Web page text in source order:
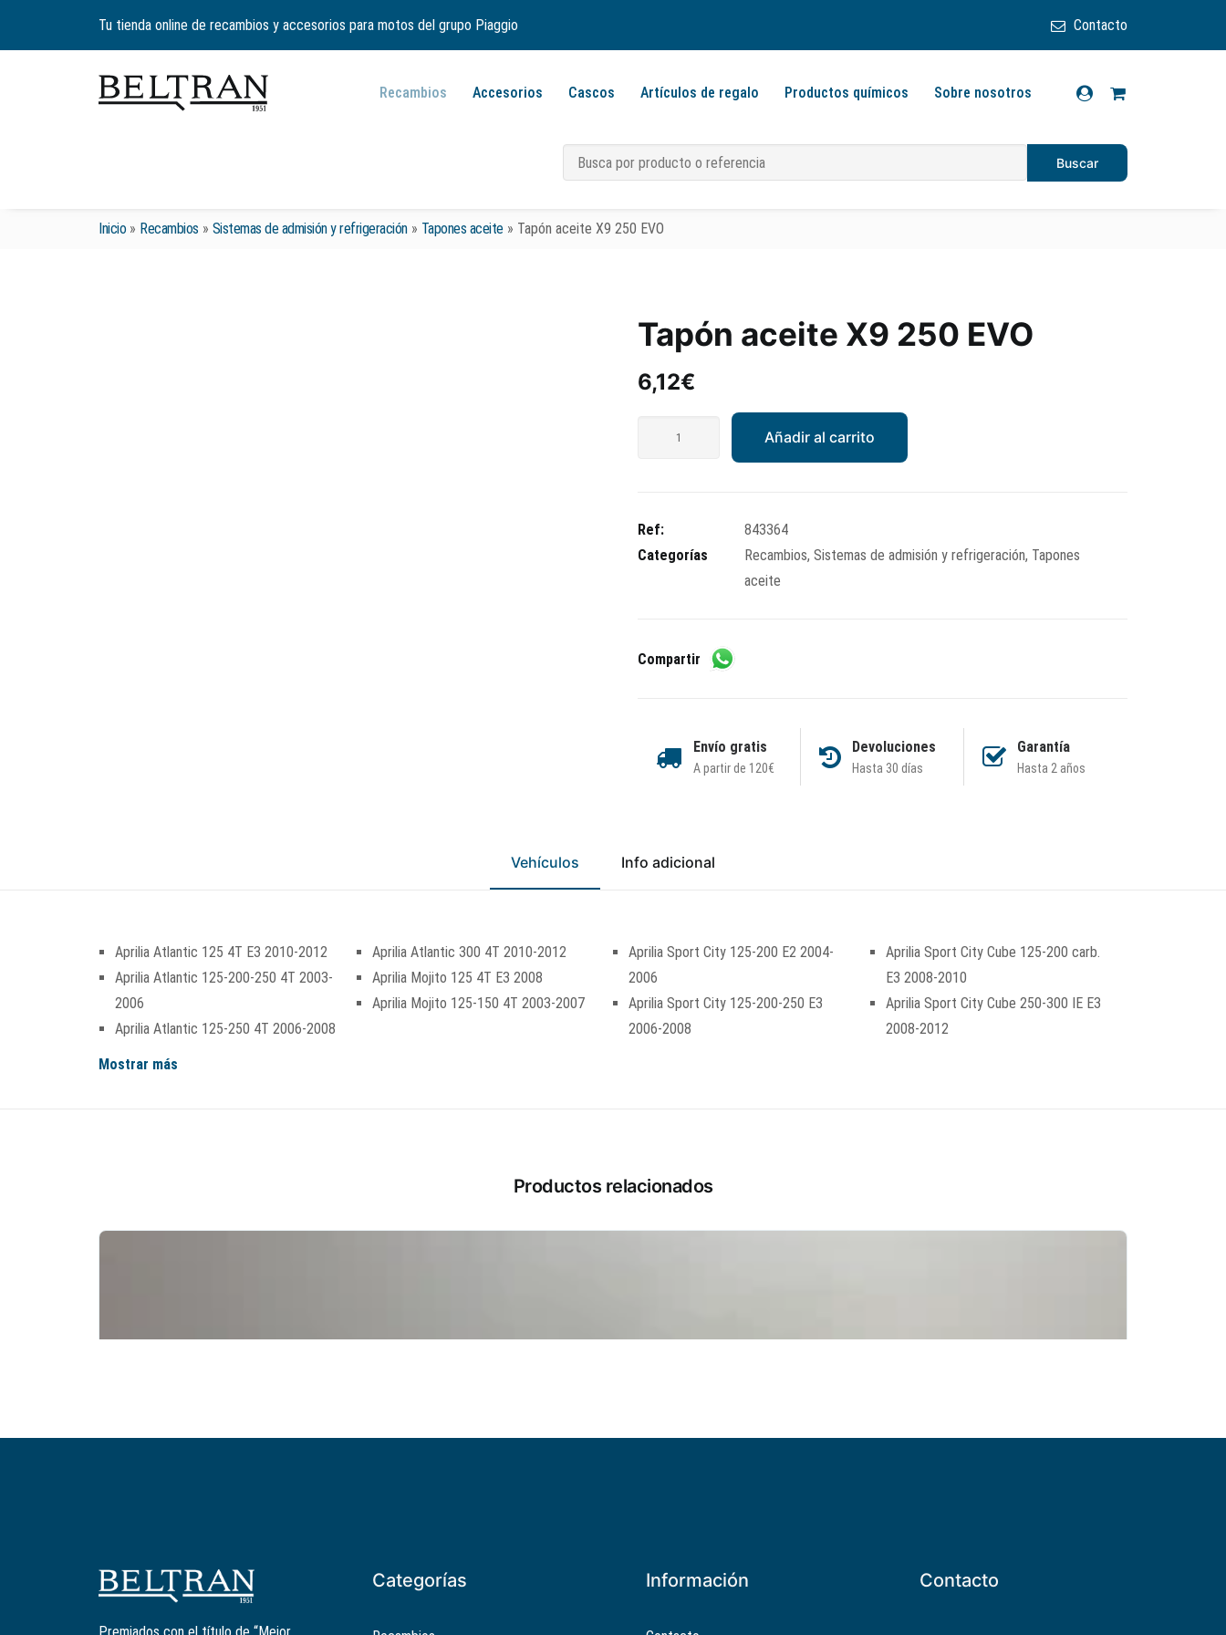
Tu tienda online de recambios y accesorios para motos del grupo Piaggio Contacto
Recambios Accesorios Cascos Artículos de regalo Productos químicos Sobre nosotros
Inicio» Recambios » Sistemas de admisión y refrigeración» Tapones aceite» Tapón aceite X9 250 EVO
Tapón aceite X9 250 EVO
6,12€
EVO
cantidad
Añadir al carrito
Ref:
843364
Categorías
Recambios, Sistemas de admisión y refrigeración, Tapones
aceite
Compartir
Envío gratis
A partir de 120€
Devoluciones
Hasta 30 días
Garantía
Hasta 2 años
Vehículos Info adicional
Aprilia Atlantic 125 4T E3 2010-2012
Aprilia Atlantic 125-200-250 4T 2003-
2006
Aprilia Atlantic 125-250 4T 2006-2008
Aprilia Atlantic 300 4T 2010-2012
Aprilia Mojito 125 4T E3 2008
Aprilia Mojito 125-150 4T 2003-2007
Aprilia Sport City 125-200 E2 2004-
2006
Aprilia Sport City 125-200-250 E3
2006-2008
Aprilia Sport City Cube 125-200 carb.
E3 2008-2010
Aprilia Sport City Cube 250-300 IE E3
2008-2012
Mostrar más
Productos relacionados
Categorías Información Contacto